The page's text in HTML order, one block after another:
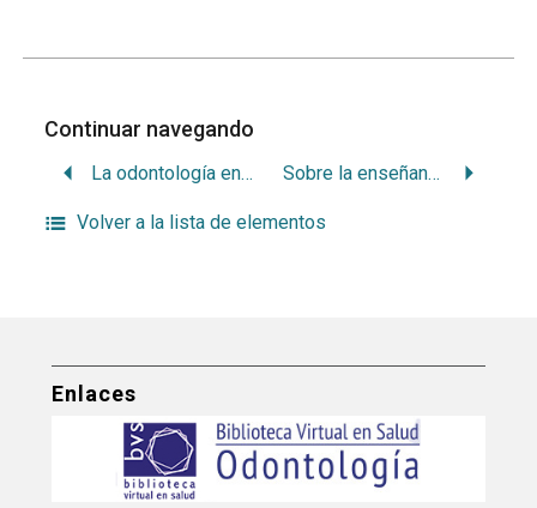
Continuar navegando
La odontología en sus relaciones con la educación física Sobre la enseñanza de la ortodoncia
Volver a la lista de elementos
Enlaces